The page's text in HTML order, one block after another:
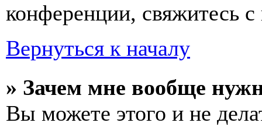
конференции, свяжитесь
Вернуться к началу
» Зачем мне вообще
Вы можете этого и не